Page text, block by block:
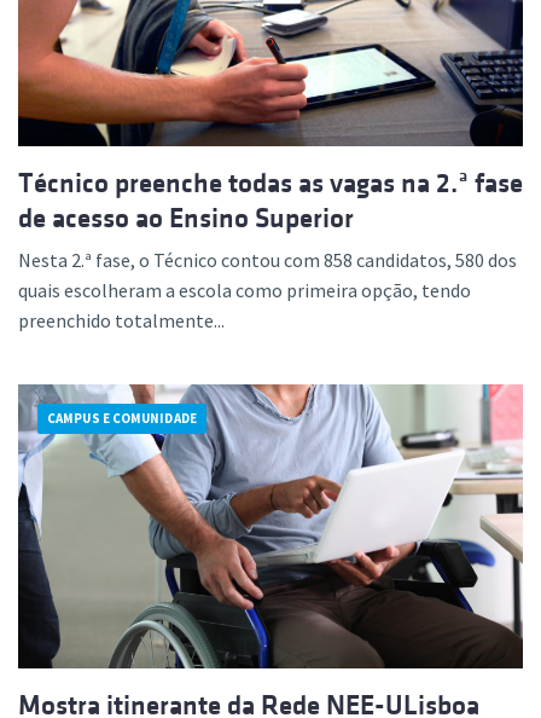
Técnico preenche todas as vagas na 2.ª fase
de acesso ao Ensino Superior
Nesta 2.ª fase, o Técnico contou com 858 candidatos, 580 dos
quais escolheram a escola como primeira opção, tendo
preenchido totalmente...
CAMPUS E COMUNIDADE
Mostra itinerante da Rede NEE-ULisboa